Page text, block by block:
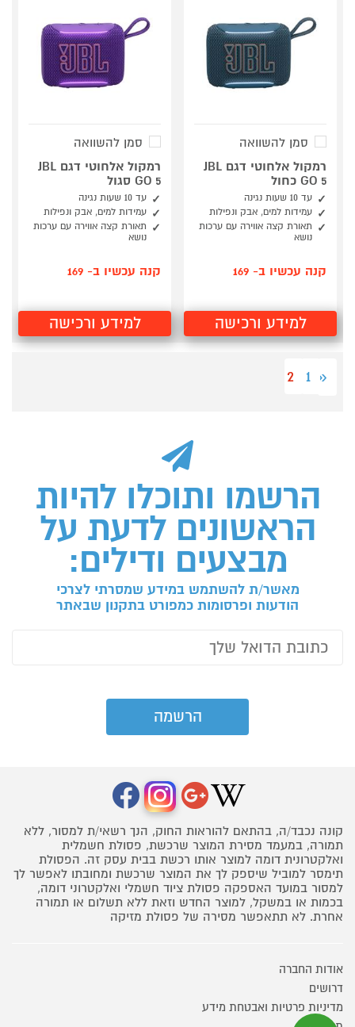
סמן להשוואה
רמקול אלחוטי דגם JBL
GO 5 כחול
עד 10 שעות נגינה
עמידות למים, אבק ונפילות
תאורת קצה אווירה עם ערכות
נושא
קנה עכשיו ב- 169
למידע ורכישה
סמן להשוואה
רמקול אלחוטי דגם JBL
GO 5 סגול
עד 10 שעות נגינה
עמידות למים, אבק ונפילות
תאורת קצה אווירה עם ערכות
נושא
קנה עכשיו ב- 169
למידע ורכישה
«
1
2
הרשמו ותוכלו להיות
הראשונים לדעת על
מבצעים ודילים:
מאשר/ת להשתמש במידע שמסרתי לצרכי
הודעות ופרסומות כמפורט בתקנון שבאתר
קונה נכבד/ה, בהתאם להוראות החוק, הנך רשאי/ת למסור, ללא
תמורה, במעמד מסירת המוצר שרכשת, פסולת חשמלית
ואלקטרונית דומה למוצר אותו רכשת בבית עסק זה. הפסולת
תימסר למוביל שיספק לך את המוצר שרכשת ומחובתו לאפשר לך
למסור במועד האספקה פסולת ציוד חשמלי ואלקטרוני דומה,
בכמות או במשקל, למוצר החדש וזאת ללא תשלום או תמורה
אחרת. לא תתאפשר מסירה של פסולת מזיקה
אודות החברה
דרושים
מדיניות פרטיות ואבטחת מידע